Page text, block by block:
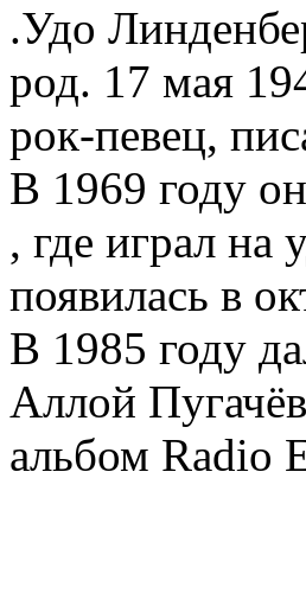
.Удо
род. 17 мая
рок-певец,
В 1969 году
, где играл на
появилась в
В 1985 году
Аллой
альбом Radio